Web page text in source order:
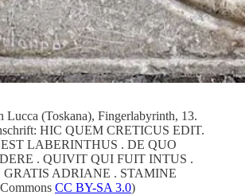
Lucca (Toskana), Fingerlabyrinth, 13.
HIC QUEM CRETICUS EDIT.
LABERINTHUS . DE QUO
. QUIVIT QUI FUIT INTUS .
GRATIS ADRIANE . STAMINE
CC BY-SA 3.0)